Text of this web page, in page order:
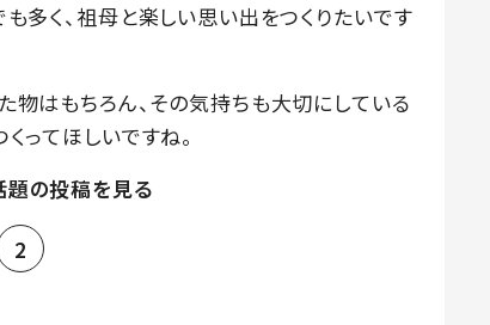
多く、祖母と楽しい思い出をつくりたいです
物はもちろん、その気持ちも大切にしている
ってほしいですね。
題の投稿を見る
2